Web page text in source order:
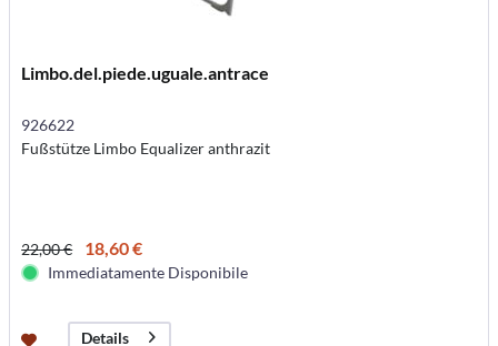
Limbo.del.piede.uguale.antrace
926622
Fußstütze Limbo Equalizer anthrazit
22,00 € 18,60 €
Immediatamente Disponibile
Details